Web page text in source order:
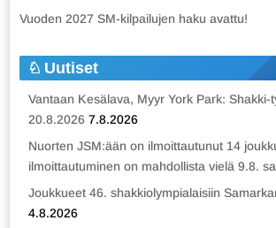
Vuoden 2027 SM-kilpailujen haku avattu!
Uutiset
Vantaan Kesälava, Myyr York Park: Shakki-
20.8.2026 7.8.2026
Nuorten JSM:ään on ilmoittautunut 14
ilmoittautuminen on mahdollista vielä 9.8.
Joukkueet 46. shakkiolympialaisiin
4.8.2026